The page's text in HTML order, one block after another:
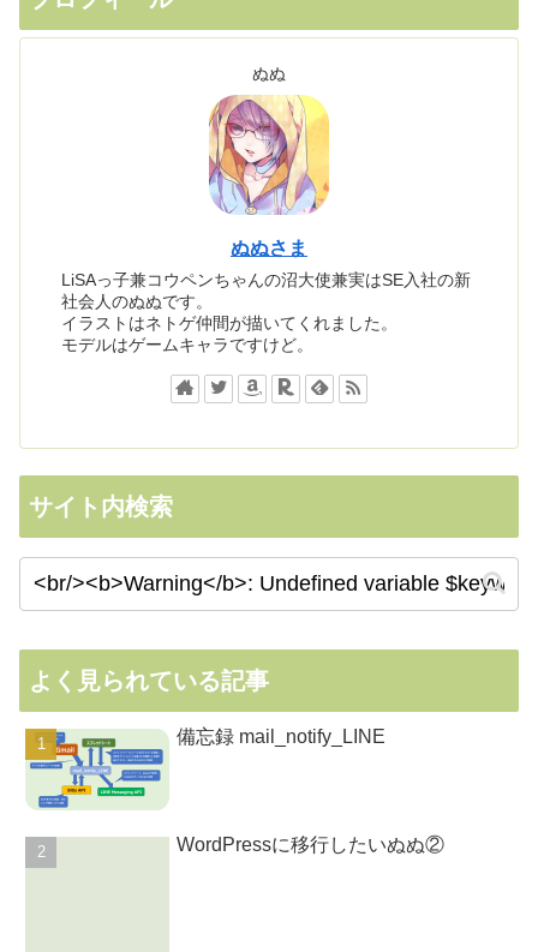
ぬぬ
ぬぬさま
LiSAっ子兼コウペンちゃんの沼大使兼実はSE入社の新
社会人のぬぬです。
イラストはネトゲ仲間が描いてくれました。
モデルはゲームキャラですけど。
サイト内検索
よく見られている記事
備忘録 mail_notify_LINE
WordPressに移行したいぬぬ②